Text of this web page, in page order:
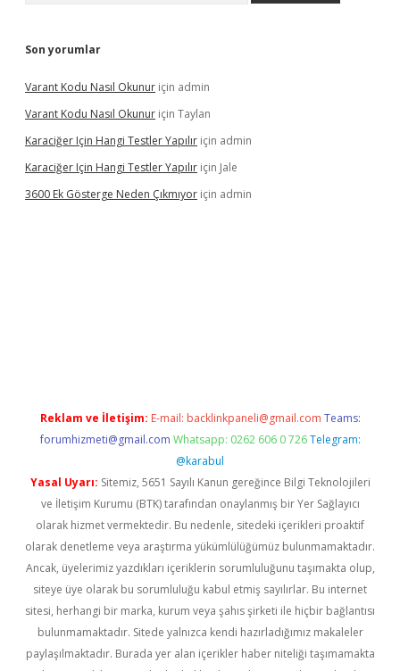
Son yorumlar
Varant Kodu Nasıl Okunur için admin
Varant Kodu Nasıl Okunur için Taylan
Karaciğer Için Hangi Testler Yapılır için admin
Karaciğer Için Hangi Testler Yapılır için Jale
3600 Ek Gösterge Neden Çıkmıyor için admin
Reklam ve İletişim: E-mail: backlinkpaneli@gmail.com Teams:
forumhizmeti@gmail.com Whatsapp: 0262 606 0 726 Telegram:
@karabul
Yasal Uyarı: Sitemiz, 5651 Sayılı Kanun gereğince Bilgi Teknolojileri
ve İletişim Kurumu (BTK) tarafından onaylanmış bir Yer Sağlayıcı
olarak hizmet vermektedir. Bu nedenle, sitedeki içerikleri proaktif
olarak denetleme veya araştırma yükümlülüğümüz bulunmamaktadır.
Ancak, üyelerimiz yazdıkları içeriklerin sorumluluğunu taşımakta olup,
siteye üye olarak bu sorumluluğu kabul etmiş sayılırlar. Bu internet
sitesi, herhangi bir marka, kurum veya şahıs şirketi ile hiçbir bağlantısı
bulunmamaktadır. Sitede yalnızca kendi hazırladığımız makaleler
paylaşılmaktadır. Burada yer alan içerikler haber niteliği taşımamakta